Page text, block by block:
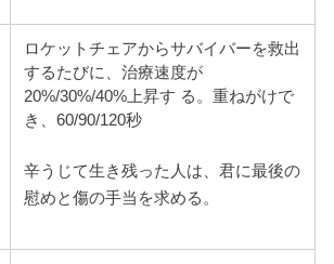
ロケットチェアからサバイバーを救出
するたびに、治療速度が
20%/30%/40%上昇す る。重ねがけで
き、60/90/120秒
辛うじて生き残った人は、君に最後の
慰めと傷の手当を求める。